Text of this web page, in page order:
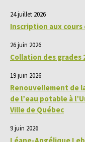
24 juillet 2026
Inscription aux cours
26 juin 2026
Collation des
19 juin 2026
Renouvellement de
de l’eau potable à
Ville de Québec
9 juin 2026